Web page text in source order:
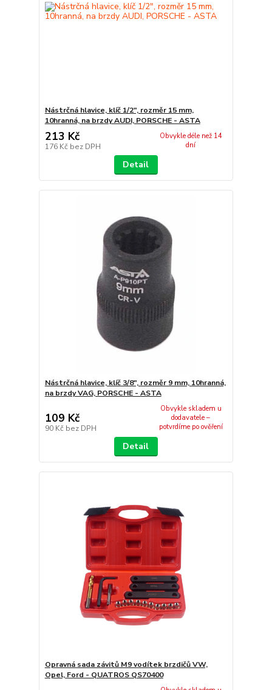
Nástrčná hlavice, klíč 1/2", rozměr 15 mm,
10hranná, na brzdy AUDI, PORSCHE - ASTA
213 Kč
176 Kč bez DPH
Obvykle déle než 14
dní
Detail
Nástrčná hlavice, klíč 3/8", rozměr 9 mm, 10hranná,
na brzdy VAG, PORSCHE - ASTA
109 Kč
90 Kč bez DPH
Obvykle skladem u
dodavatele –
potvrdíme po ověření
Detail
Opravná sada závitů M9 vodítek brzdičů VW,
Opel, Ford - QUATROS QS70400